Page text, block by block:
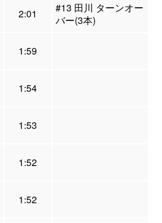
2:01
#13 田川 ターンオー
バー(3本)
1:59
1:54
1:53
1:52
1:52